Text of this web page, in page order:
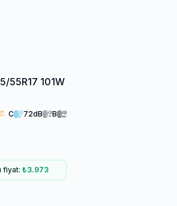
55R17 101W
C 72dB B
fiyat: ₺3.973